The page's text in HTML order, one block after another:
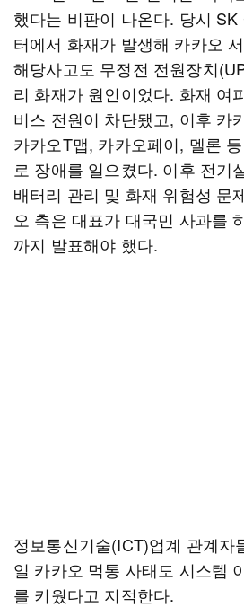
했다는 비판이 나온다. 당시
터에서 화재가 발생해 카카오
해당사고도 무정전 전원장치
리 화재가 원인이었다. 화재 여
비스 전원이 차단됐고, 이후 카
카카오T맵, 카카오페이, 멜론
로 장애를 일으켰다. 이후 전기
배터리 관리 및 화재 위험성 문
오 측은 대표가 대국민 사과를
까지 발표해야 했다.
정보통신기술(ICT)업계 관계자
일 카카오 먹통 사태도 시스템
를 키웠다고 지적한다.